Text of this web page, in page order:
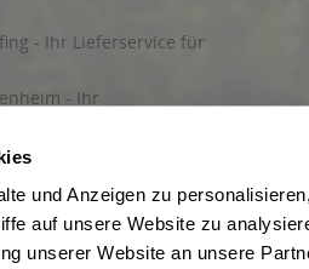
und Anzeigen zu
auf unsere Website zu
unserer Website an unsere
- Ihr Lieferservice für
- Ihr